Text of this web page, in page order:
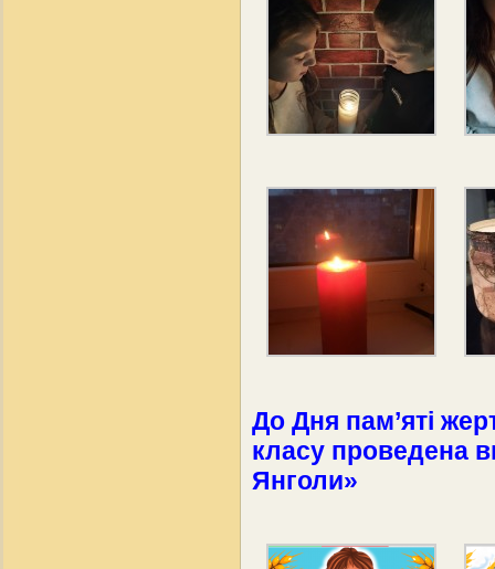
До Дня пам’яті
класу проведена
Янголи»